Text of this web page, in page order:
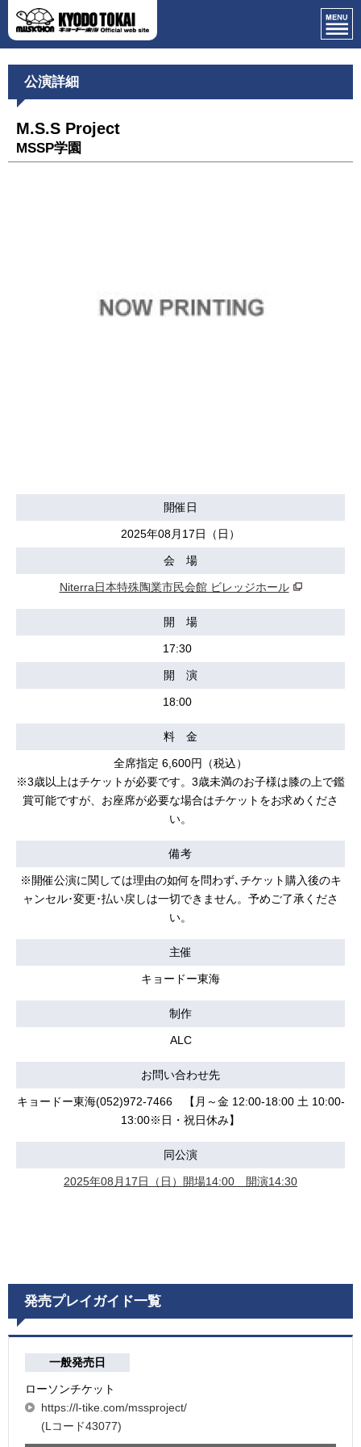
公演詳細
M.S.S Project
MSSP学園
開催日
2025年08月17日（日）
会 場
Niterra日本特殊陶業市民会館 ビレッジホール
開 場
17:30
開 演
18:00
料 金
全席指定 6,600円（税込）
※3歳以上はチケットが必要です。3歳未満のお子様は膝の上で鑑
賞可能ですが、お座席が必要な場合はチケットをお求めくださ
い。
備考
※開催公演に関しては理由の如何を問わず､チケット購入後のキ
ャンセル･変更･払い戻しは一切できません。予めご了承くださ
い。
主催
キョードー東海
制作
ALC
お問い合わせ先
キョードー東海(052)972-7466 【月～金 12:00-18:00 土 10:00-
13:00※日・祝日休み】
同公演
2025年08月17日（日）開場14:00 開演14:30
発売プレイガイド一覧
一般発売日
ローソンチケット
https://l-tike.com/mssproject/
(Lコード43077)